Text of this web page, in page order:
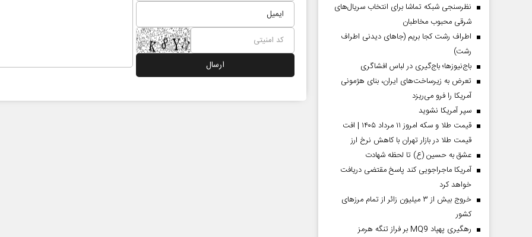
نظرسنجی شبکه تماشا برای انتخاب سریال‌های
شرقی محبوب مخاطبان
اطراف رشت کجا بریم (جاهای دیدنی اطراف
رشت)
باج‌نیوزها؛ باج‌گیری در لباس افشاگری
تعرض به زیرساخت‌های ایران، بنای هژمونی
آمریکا را فرو می‌ریزد
سپر آمریکا نشوید
قیمت طلا و سکه امروز ۱۱ مرداد ۱۴۰۵ | افت
قیمت طلا در بازار تهران با کاهش نرخ ارز
عشق به حسین (ع) تا لحظه شهادت
آمریکا ماجراجویی کند پاسخ مقتضی دریافت
خواهد کرد
خروج بیش از ۳ میلیون زائر از تمام مرز‌های
کشور
رهگیری پهپاد MQ9 بر فراز تنگه هرمز
صفحات نخست‌روزنامه‌ها‌ی‌چهارشنبه‌۷‌مردادماه صفحات نخست روزنامه ها‌ی‌سه‌شنبه ۶ مردادماه